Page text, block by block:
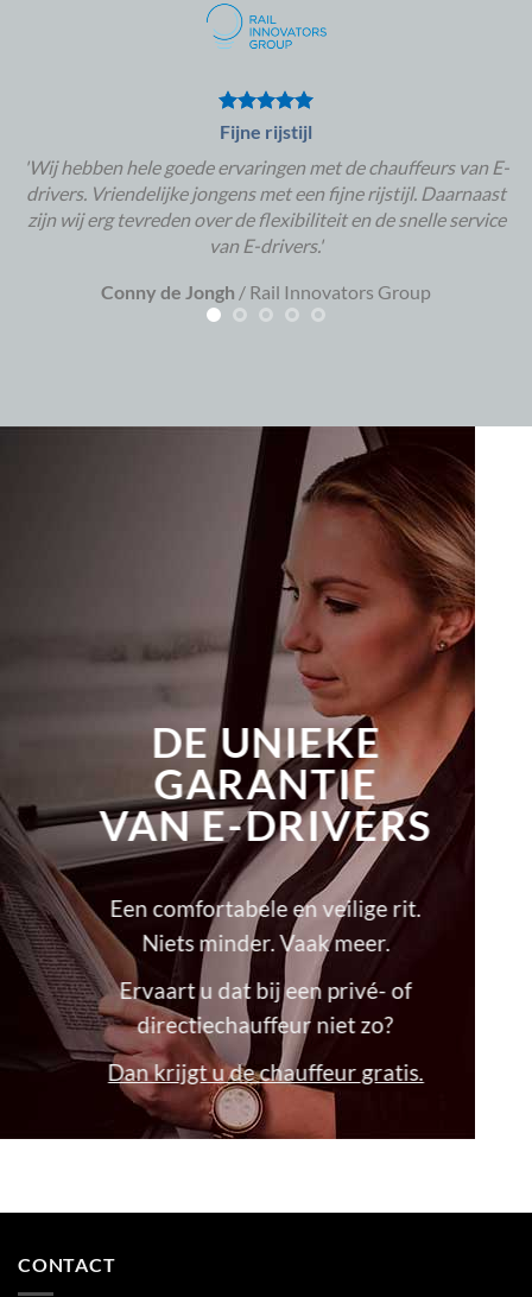
Fijne rijstijl
'Wij hebben hele goede ervaringen met de chauffeurs van E-
drivers. Vriendelijke jongens met een fijne rijstijl. Daarnaast
zijn wij erg tevreden over de flexibiliteit en de snelle service
van E-drivers.'
Conny de Jongh / Rail Innovators Group
DE UNIEKE
GARANTIE
VAN E-DRIVERS
Een comfortabele en veilige rit.
Niets minder. Vaak meer.
Ervaart u dat bij een privé- of
directiechauffeur niet zo?
Dan krijgt u de chauffeur gratis.
CONTACT